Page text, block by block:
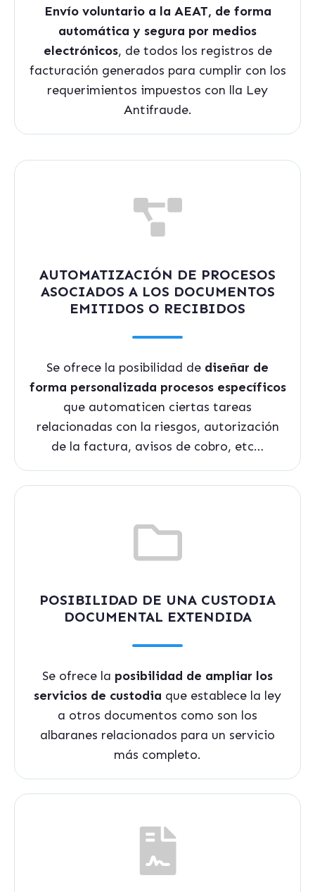
Envío voluntario a la AEAT, de forma
automática y segura por medios
electrónicos, de todos los registros de
facturación generados para cumplir con los
requerimientos impuestos con lla Ley
Antifraude.
AUTOMATIZACIÓN DE PROCESOS
ASOCIADOS A LOS DOCUMENTOS
EMITIDOS O RECIBIDOS
Se ofrece la posibilidad de diseñar de
forma personalizada procesos específicos
que automaticen ciertas tareas
relacionadas con la riesgos, autorización
de la factura, avisos de cobro, etc…
POSIBILIDAD DE UNA CUSTODIA
DOCUMENTAL EXTENDIDA
Se ofrece la posibilidad de ampliar los
servicios de custodia que establece la ley
a otros documentos como son los
albaranes relacionados para un servicio
más completo.